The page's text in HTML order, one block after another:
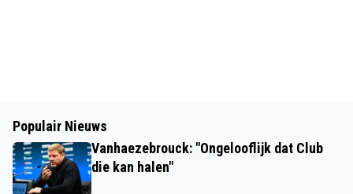
Populair Nieuws
Vanhaezebrouck: "Ongelooflijk dat Club
die kan halen"